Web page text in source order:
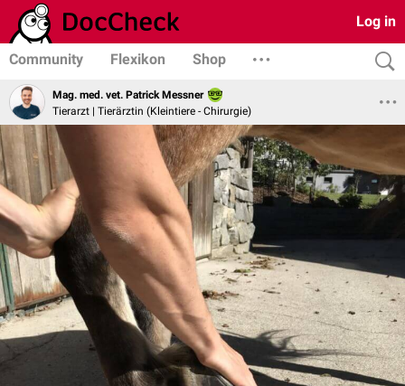
Log in
Community Flexikon Shop
Mag. med. vet. Patrick Messner
Tierarzt | Tierärztin (Kleintiere - Chirurgie)